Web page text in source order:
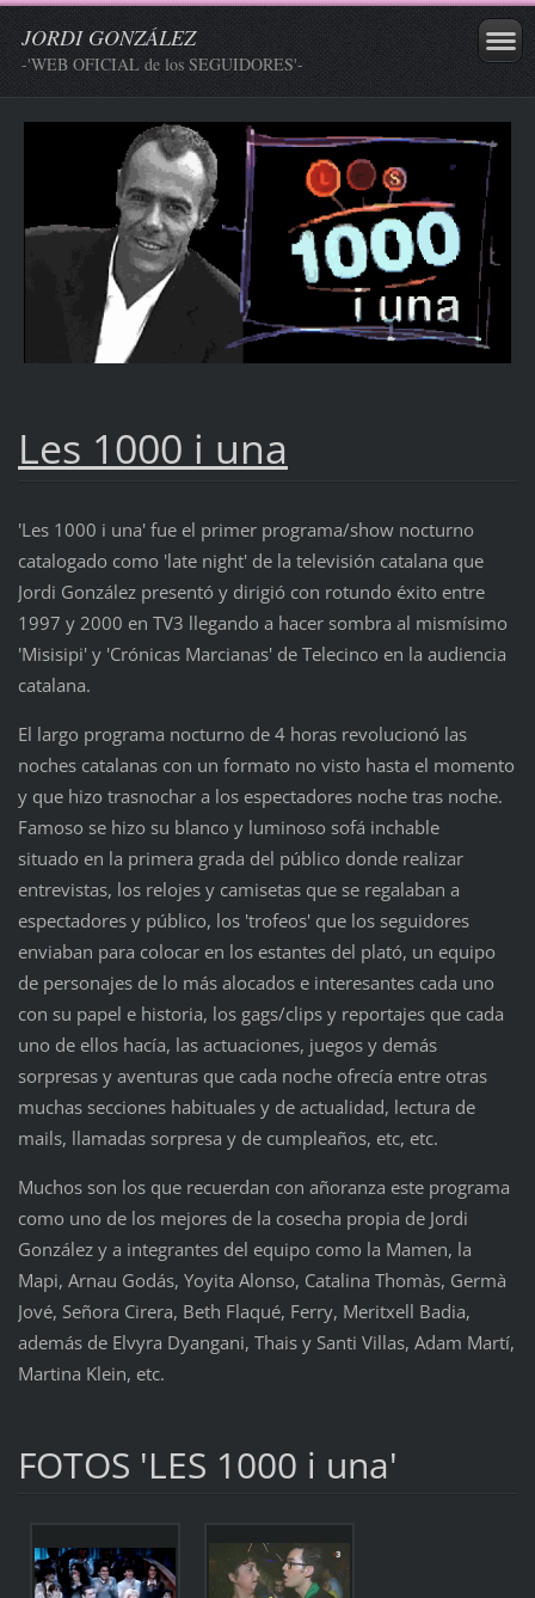
JORDI GONZÁLEZ
-'WEB OFICIAL de los SEGUIDORES'-
Les 1000 i una
'Les 1000 i una' fue el primer programa/show nocturno
catalogado como 'late night' de la televisión catalana que
Jordi González presentó y dirigió con rotundo éxito entre
1997 y 2000 en TV3 llegando a hacer sombra al mismísimo
'Misisipi' y 'Crónicas Marcianas' de Telecinco en la audiencia
catalana.
El largo programa nocturno de 4 horas revolucionó las
noches catalanas con un formato no visto hasta el momento
y que hizo trasnochar a los espectadores noche tras noche.
Famoso se hizo su blanco y luminoso sofá inchable
situado en la primera grada del público donde realizar
entrevistas, los relojes y camisetas que se regalaban a
espectadores y público, los 'trofeos' que los seguidores
enviaban para colocar en los estantes del plató, un equipo
de personajes de lo más alocados e interesantes cada uno
con su papel e historia, los gags/clips y reportajes que cada
uno de ellos hacía, las actuaciones, juegos y demás
sorpresas y aventuras que cada noche ofrecía entre otras
muchas secciones habituales y de actualidad, lectura de
mails, llamadas sorpresa y de cumpleaños, etc, etc.
Muchos son los que recuerdan con añoranza este programa
como uno de los mejores de la cosecha propia de Jordi
González y a integrantes del equipo como la Mamen, la
Mapi, Arnau Godás, Yoyita Alonso, Catalina Thomàs, Germà
Jové, Señora Cirera, Beth Flaqué, Ferry, Meritxell Badia,
además de Elvyra Dyangani, Thais y Santi Villas, Adam Martí,
Martina Klein, etc.
FOTOS 'LES 1000 i una'